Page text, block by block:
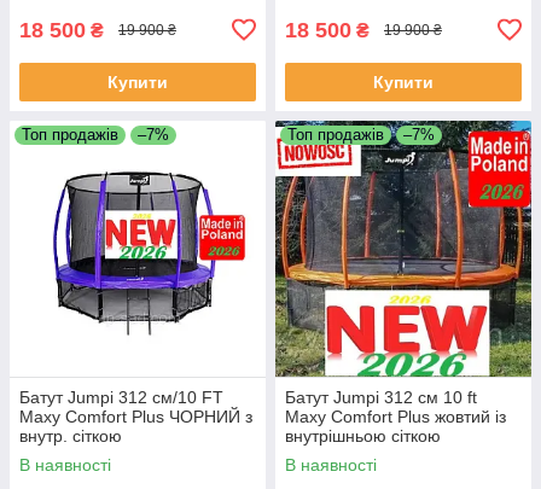
18 500 ₴ 19 900 ₴
Купити
18 500 ₴ 19 900 ₴
Купити
Топ продажів –7%
Батут Jumpi 312 см/10 FT
Maxy Comfort Plus ЧОРНИЙ з
внутр. сіткою
В наявності
Топ продажів –7%
Батут Jumpi 312 см 10 ft
Maxy Comfort Plus жовтий із
внутрішньою сіткою
В наявності